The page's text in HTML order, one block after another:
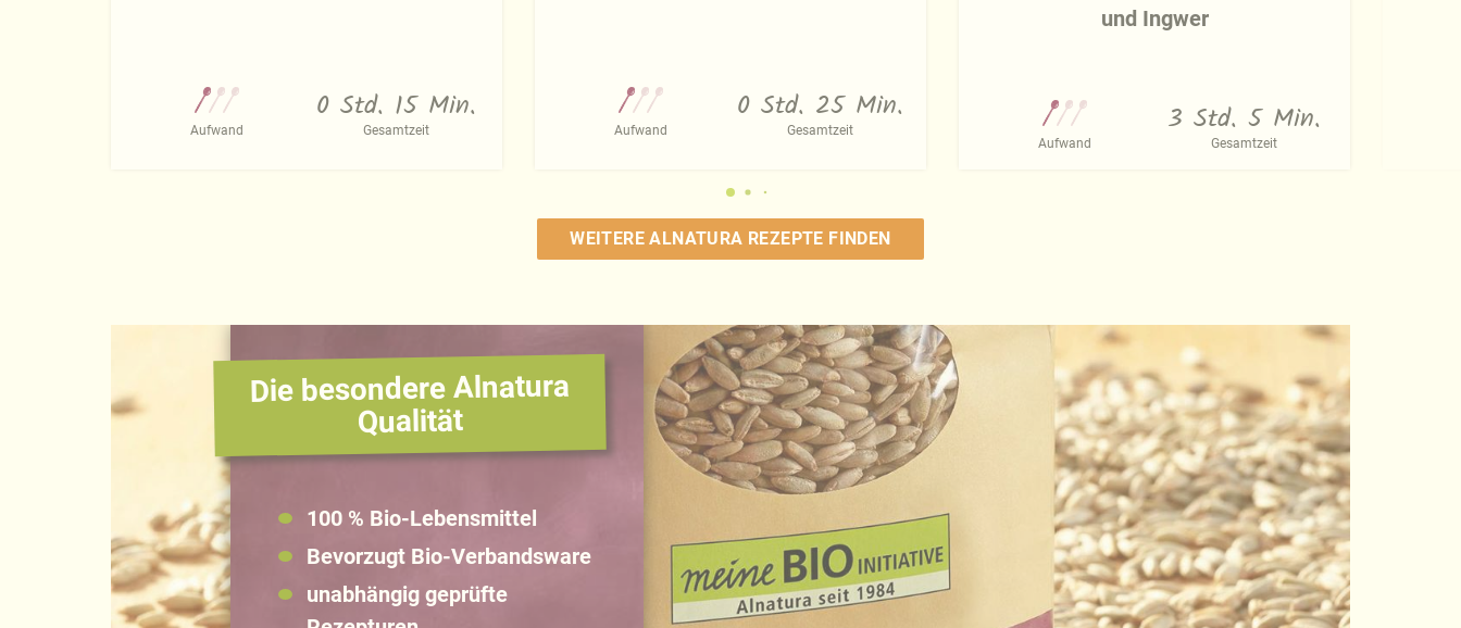
Aufwand
0 Std. 15 Min.
Gesamtzeit Aufwand
0 Std. 25 Min.
Gesamtzeit
und Ingwer
Aufwand
3 Std. 5 Min.
Gesamtzeit
WEITERE ALNATURA REZEPTE FINDEN
Die besondere Alnatura
Qualität
100 % Bio-Lebensmittel
Bevorzugt Bio-Verbandsware
unabhängig geprüfte